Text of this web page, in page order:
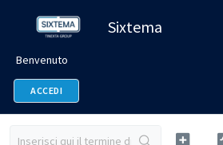
Sixtema
Benvenuto
ACCEDI